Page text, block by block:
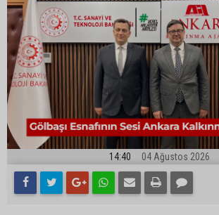
14:40 04 Ağustos 2026